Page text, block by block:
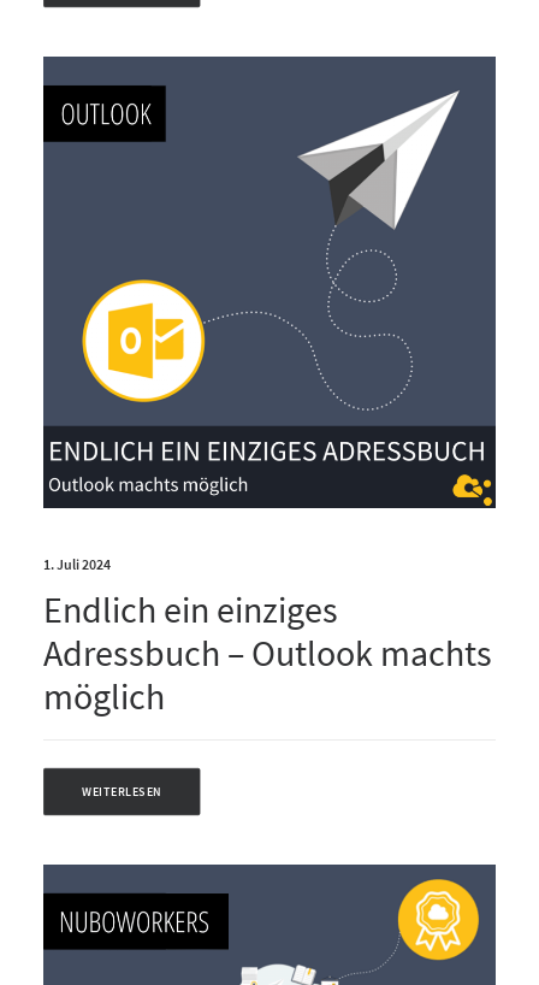
1. Juli 2024
Endlich ein einziges
Adressbuch – Outlook machts
möglich
WEITERLESEN